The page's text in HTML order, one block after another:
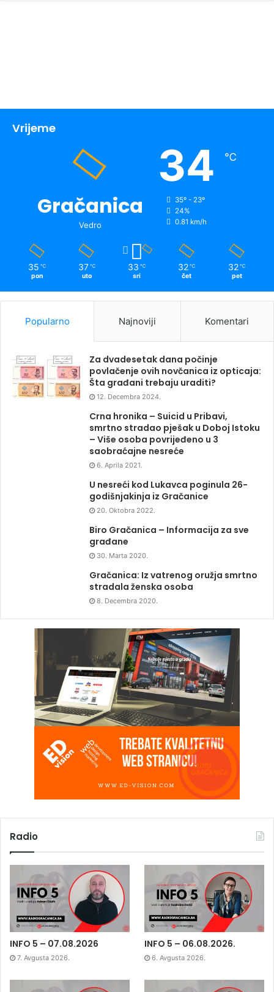
Vrijeme
Gračanica
Vedro
34 ℃
35º - 23º
24%
0.81 km/h
35 ℃
pon
37 ℃
uto
33 ℃
sri
32 ℃
čet
32 ℃
pet
Popularno Najnoviji Komentari
Za dvadesetak dana počinje
povlačenje ovih novčanica iz opticaja:
Šta građani trebaju uraditi?
12. Decembra 2024.
Crna hronika – Suicid u Pribavi,
smrtno stradao pješak u Doboj Istoku
– Više osoba povrijeđeno u 3
saobraćajne nesreće
6. Aprila 2021.
U nesreći kod Lukavca poginula 26-
godišnjakinja iz Gračanice
20. Oktobra 2022.
Biro Gračanica – Informacija za sve
građane
30. Marta 2020.
Gračanica: Iz vatrenog oružja smrtno
stradala ženska osoba
8. Decembra 2020.
Radio
INFO 5 – 07.08.2026
7. Avgusta 2026.
INFO 5 – 06.08.2026.
6. Avgusta 2026.